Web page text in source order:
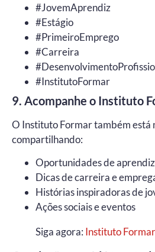
#JovemAprendiz
#Estágio
#PrimeiroEmprego
#Carreira
#InstitutoFormar
9. Acompanhe o Instituto
O Instituto Formar também está
compartilhando:
Oportunidades de
Dicas de carreira e
Histórias inspiradoras de
Ações sociais e eventos
Siga agora: Instituto